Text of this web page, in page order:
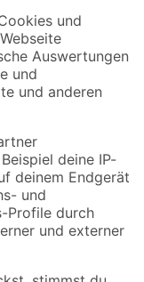
mehr verpassen!